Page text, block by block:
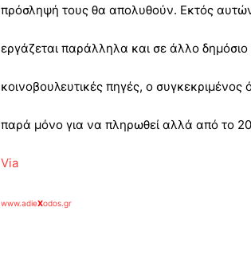
πρόσληψή τους θα απολυθούν. Εκτός
εργάζεται παράλληλα και σε άλλο
κοινοβουλευτικές πηγές, ο
παρά μόνο για να πληρωθεί αλλά από το
Via
www.adieXodos.gr